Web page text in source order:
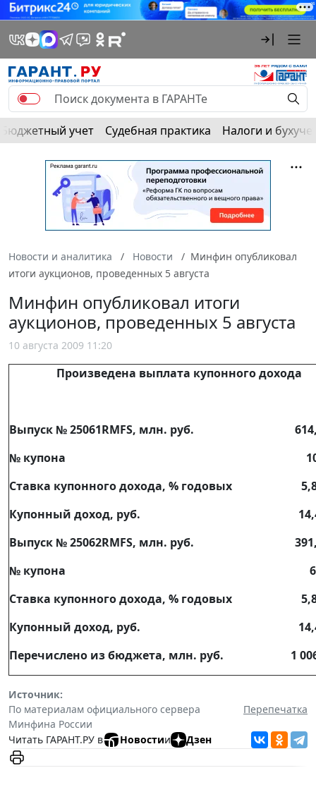
Бюджетный учет Судебная практика Налоги и
Новости и аналитика Новости
Минфин опубликовал
итоги аукционов, проведенных 5 августа
Минфин опубликовал итоги
аукционов, проведенных 5 августа
10 августа 2009 11:20
Произведена выплата купонного дохода
Выпуск № 25061RMFS, млн. руб.
№ купона
Ставка купонного дохода, % годовых
Купонный доход, руб.
Выпуск № 25062RMFS, млн. руб.
№ купона
6
Ставка купонного дохода, % годовых
Купонный доход, руб.
Перечислено из бюджета, млн. руб.
1
Источник:
По материалам официального сервера
Минфина России
Перепечатка
Читать ГАРАНТ.РУ в Новостии Дзен